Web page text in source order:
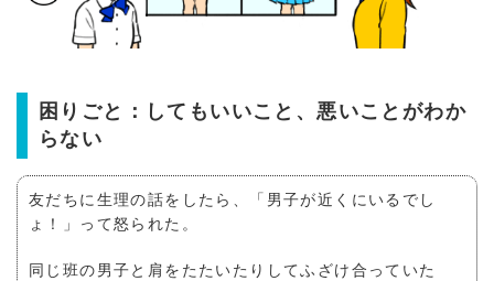
困りごと：してもいいこと、悪いことがわか
らない
友だちに生理の話をしたら、「男子が近くにいるでし
ょ！」って怒られた。
同じ班の男子と肩をたたいたりしてふざけ合っていた